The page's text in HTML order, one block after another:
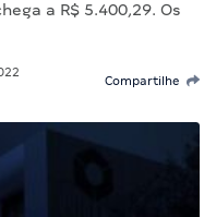
a R$ 5.400,29. Os
Compartilhe